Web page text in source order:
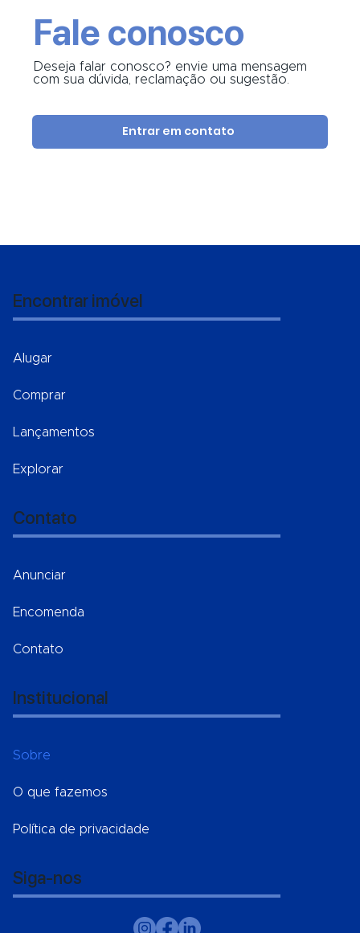
Fale conosco
Deseja falar conosco? envie uma mensagem
com sua dúvida, reclamação ou sugestão.
Entrar em contato
Encontrar imóvel
Alugar
Comprar
Lançamentos
Explorar
Institucional
Sobre
O que fazemos
Política de privacidade
Contato
Anunciar
Encomenda
Contato
Siga-nos